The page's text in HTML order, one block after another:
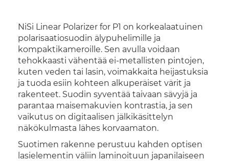
NiSi Linear Polarizer for P1 on korkealaatuinen
polarisaatiosuodin älypuhelimille ja
kompaktikameroille. Sen avulla voidaan
tehokkaasti vähentää ei-metallisten pintojen,
kuten veden tai lasin, voimakkaita heijastuksia
ja tuoda esiin kohteen alkuperäiset värit ja
rakenteet. Suodin syventää taivaan sävyjä ja
parantaa maisemakuvien kontrastia, ja sen
vaikutus on digitaalisen jälkikäsittelyn
näkökulmasta lähes korvaamaton.
Suotimen rakenne perustuu kahden optisen
lasielementin väliin laminoituun japanilaiseen